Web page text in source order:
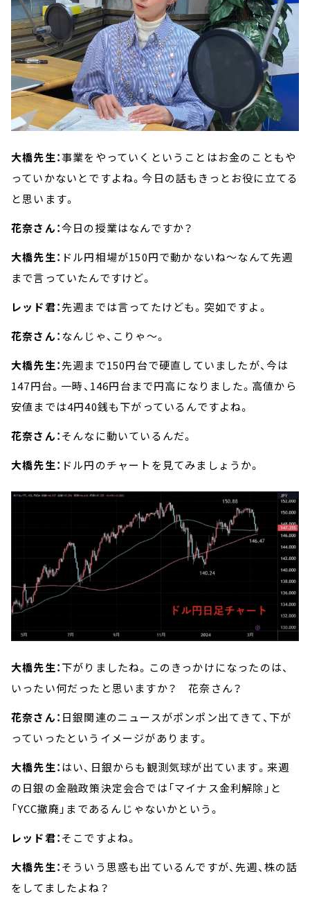
大橋先生：事業をやっていくということはお金のこともや
っていかないとですよね。今日の話もきっとお役に立てる
と思います。
花奈さん：今日の授業はなんですか？
大橋先生： ドル円相場が150円で動かないね～なんて先週
まで言っていたんですけど。
レッド君：先週までは言ってたけども。突如ですよ。
花奈さん： なんじゃ、こりゃ～。
大橋先生：先週まで150円台で硬直していましたが、今は
147円台。一時、146円台まで円高になりました。高値から
安値までは4円40銭も下がっているんですよね。
花奈さん：そんなに動いているんだ。
大橋先生： ドル円のチャートを見てみましょうか。
大橋先生：下がりましたね。このきっかけになったのは、
いったい何だったと思いますか？ 花奈さん？
花奈さん： 日銀関連のニュースがポンポン出てきて、下が
っていったというイメージがあります。
大橋先生： はい、日銀からも観測気球が出ています。来週
の日銀の金融政策決定会合では「マイナス金利解除」と
「YCC撤廃」まであるんじゃないかという。
レッド君：そこですよね。
大橋先生：そういう思惑も出ているんですが、先週、株の話
をしてましたよね？